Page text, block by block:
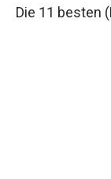
Die 11 besten